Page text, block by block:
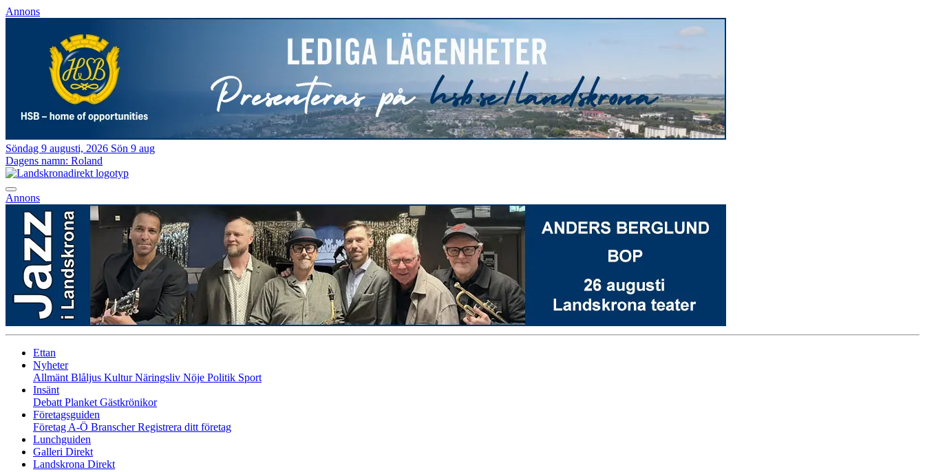
Annons
Söndag 9 augusti, 2026 Sön 9 aug
Dagens namn: Roland
Annons
Ettan
Nyheter
Allmänt Blåljus KulturNäringsliv Nöje Politik Sport
Insänt
Debatt Planket Gästkrönikor
Företagsguiden
Företag A-Ö BranscherRegistrera ditt företag
Lunchguiden
Galleri Direkt
Landskrona Direkt